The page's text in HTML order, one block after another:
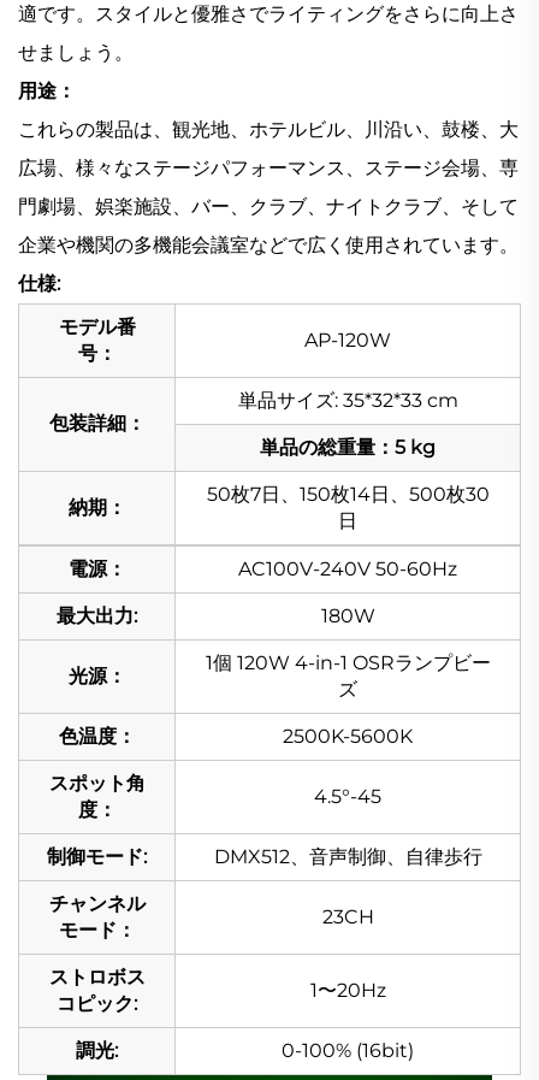
適です。スタイルと優雅さでライティングをさらに向上さ
せましょう。
用途：
これらの製品は、観光地、ホテルビル、川沿い、鼓楼、大
広場、様々なステージパフォーマンス、ステージ会場、専
門劇場、娯楽施設、バー、クラブ、ナイトクラブ、そして
企業や機関の多機能会議室などで広く使用されています。
仕様:
モデル番
号：
AP-120W
包装詳細：
単品サイズ: 35*32*33 cm
単品の総重量：5 kg
納期：
50枚7日、150枚14日、500枚30
日
電源： AC100V-240V 50-60Hz
最大出力: 180W
光源：
1個 120W 4-in-1 OSRランプビー
ズ
色温度： 2500K-5600K
スポット角
度：
4.5°-45
制御モード: DMX512、音声制御、自律歩行
チャンネル
モード：
23CH
ストロボス
コピック:
1〜20Hz
調光: 0-100% (16bit)